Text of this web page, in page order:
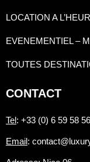
LOCATION A
EVENEMENTIEL –
TOUTES
CONTACT
Tel : +33 (0) 6 59 58
Email :